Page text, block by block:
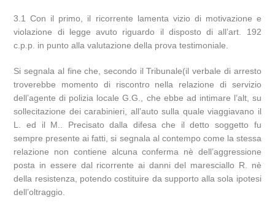
3.1 Con il primo, il ricorrente lamenta vizio di motivazione e
violazione di legge avuto riguardo il disposto di all’art. 192
c.p.p. in punto alla valutazione della prova testimoniale.
Si segnala al fine che, secondo il Tribunale(il verbale di arresto
troverebbe momento di riscontro nella relazione di servizio
dell’agente di polizia locale G.G., che ebbe ad intimare l’alt, su
sollecitazione dei carabinieri, all’auto sulla quale viaggiavano il
L. ed il M.. Precisato dalla difesa che il detto soggetto fu
sempre presente ai fatti, si segnala al contempo come la stessa
relazione non contiene alcuna conferma nè dell’aggressione
posta in essere dal ricorrente ai danni del maresciallo R. nè
della resistenza, potendo costituire da supporto alla sola ipotesi
dell’oltraggio.